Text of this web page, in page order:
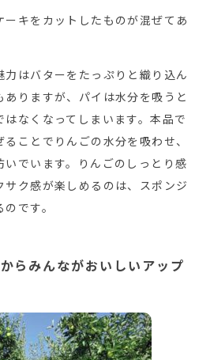
キをカットしたものが混ぜてあ
はバターをたっぷりと織り込ん
りますが、パイは水分を吸うと
はなくなってしまいます。本品で
ことでりんごの水分を吸わせ、
でいます。りんごのしっとり感
サク感が楽しめるのは、スポンジ
です。
らみんながおいしいアップ